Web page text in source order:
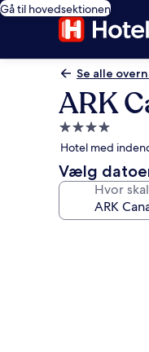
Gå til hovedsektionen
Se alle
ARK
4.0-
stjernet
Hotel med
Vælg
Hvor